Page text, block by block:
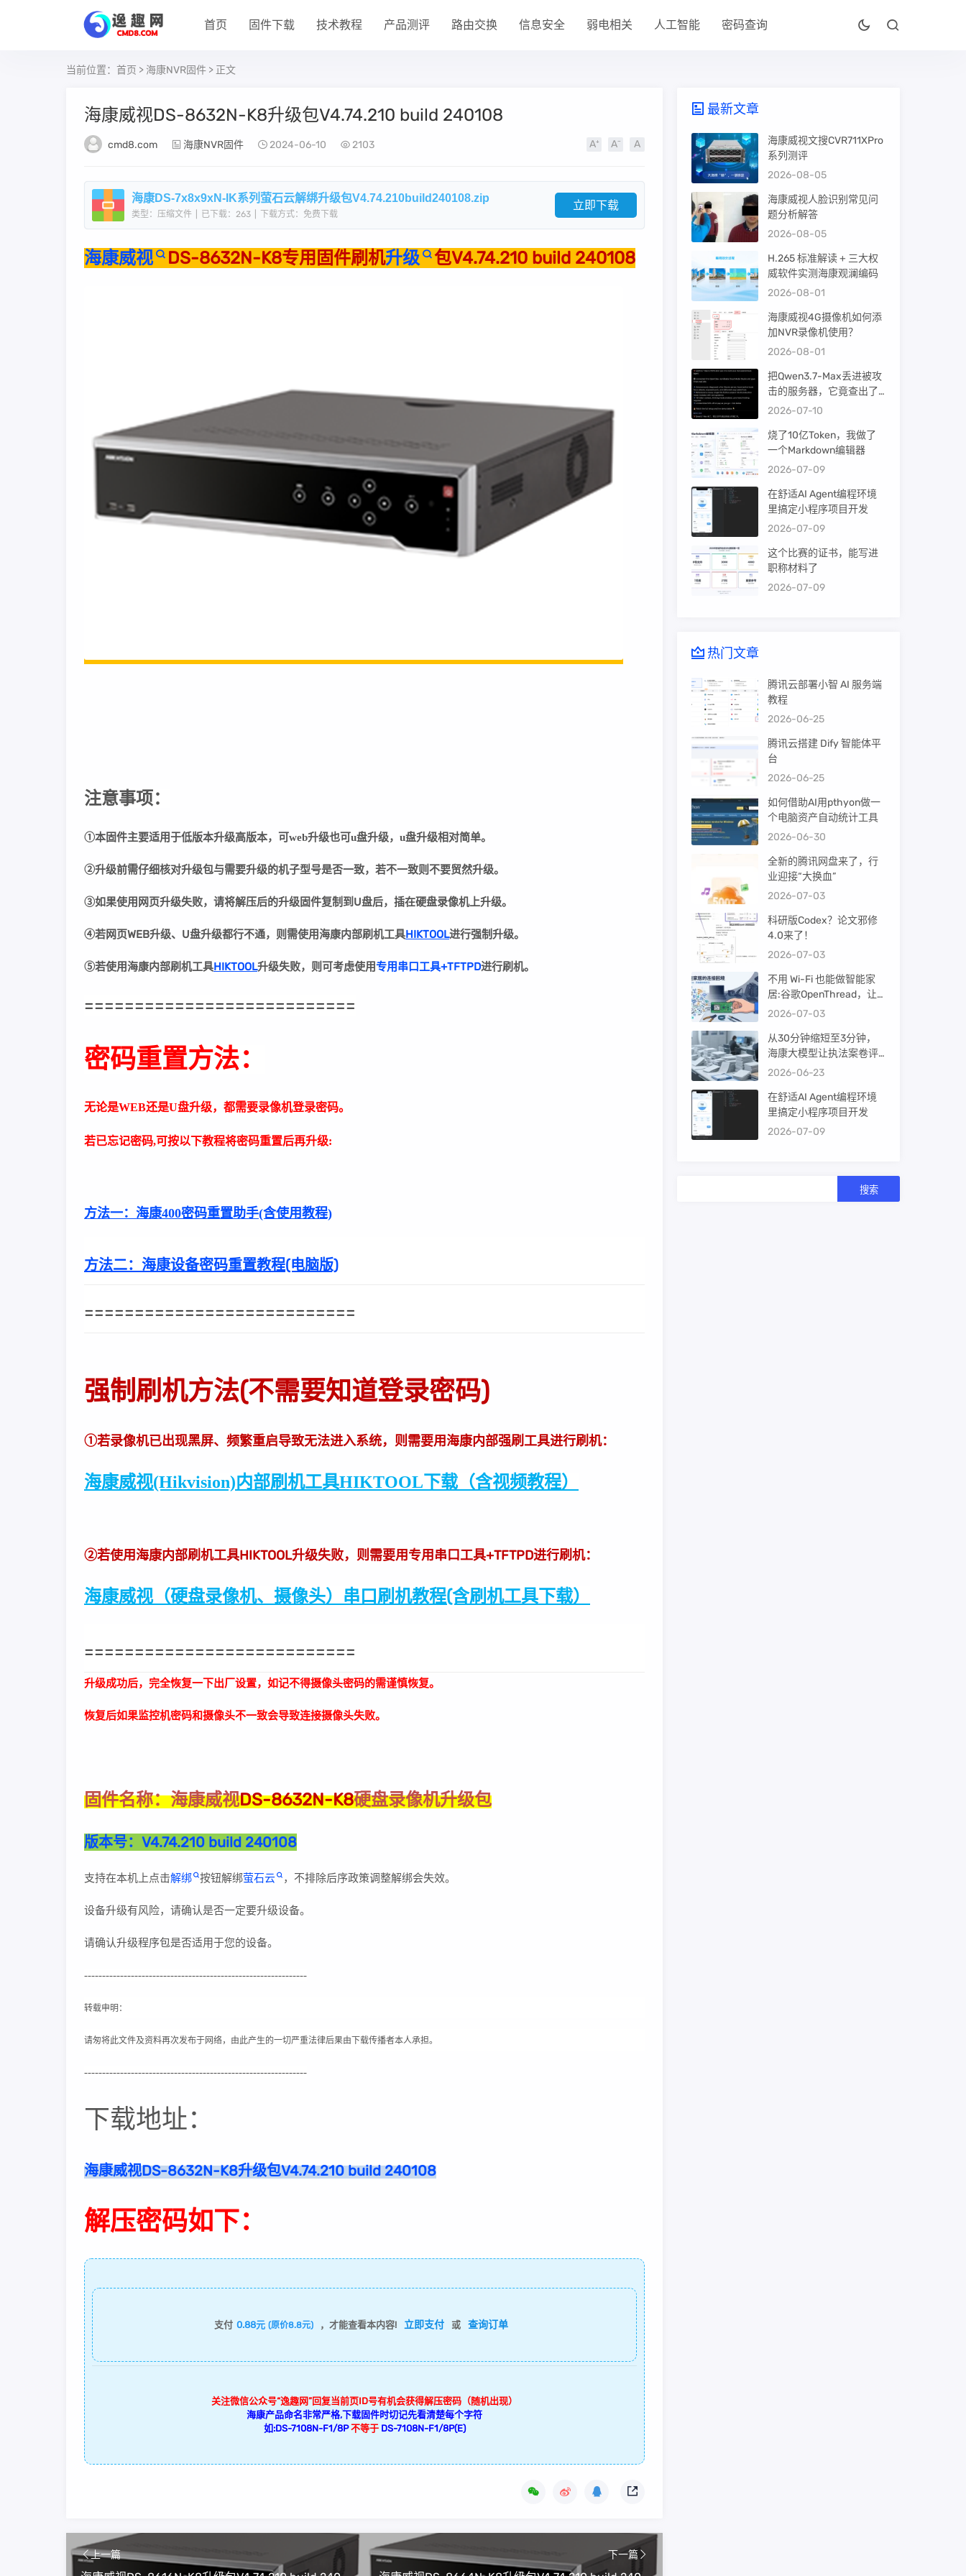
首页 固件下载 技术教程 产品测评 路由交换 信息安全 弱电相关 人工智能 密码查询
当前位置： 首页 > 海康NVR固件 > 正文
海康威视DS-8632N-K8升级包V4.74.210 build 240108
cmd8.com 海康NVR固件 2024-06-10 2103
海康DS-7x8x9xN-IK系列萤石云解绑升级包V4.74.210build240108.zip
类型：压缩文件 已下载：263 下载方式：免费下载
立即下载
海康威视 DS-8632N-K8专用固件刷机升级 包V4.74.210 build 240108
注意事项：
①本固件主要适用于低版本升级高版本，可web升级也可u盘升级，u盘升级相对简单。
②升级前需仔细核对升级包与需要升级的机子型号是否一致，若不一致则不要贸然升级。
③如果使用网页升级失败，请将解压后的升级固件复制到U盘后，插在硬盘录像机上升级。
④若网页WEB升级、U盘升级都行不通，则需使用海康内部刷机工具HIKTOOL进行强制升级。
⑤若使用海康内部刷机工具HIKTOOL升级失败，则可考虑使用专用串口工具+TFTPD进行刷机。
===========================
密码重置方法：
无论是WEB还是U盘升级，都需要录像机登录密码。
若已忘记密码,可按以下教程将密码重置后再升级:
方法一： 海康400密码重置助手(含使用教程)
方法二： 海康设备密码重置教程(电脑版)
===========================
强制刷机方法(不需要知道登录密码)
①若录像机已出现黑屏、频繁重启导致无法进入系统，则需要用海康内部强刷工具进行刷机：
海康威视(Hikvision)内部刷机工具HIKTOOL下载（含视频教程）
②若使用海康内部刷机工具HIKTOOL升级失败，则需要用专用串口工具+TFTPD进行刷机：
海康威视（硬盘录像机、摄像头）串口刷机教程(含刷机工具下载）
===========================
升级成功后，完全恢复一下出厂设置，如记不得摄像头密码的需谨慎恢复。
恢复后如果监控机密码和摄像头不一致会导致连接摄像头失败。
固件名称：海康威视DS-8632N-K8硬盘录像机升级包
版本号： V4.74.210 build 240108
支持在本机上点击解绑 按钮解绑萤石云 ，不排除后序政策调整解绑会失效。
设备升级有风险，请确认是否一定要升级设备。
请确认升级程序包是否适用于您的设备。
--------------------------------------------------------------
转载申明：
请匆将此文件及资料再次发布于网络，由此产生的一切严重法律后果由下载传播者本人承担。
--------------------------------------------------------------
下载地址：
海康威视DS-8632N-K8升级包V4.74.210 build 240108
解压密码如下：
支付 0.88元 (原价8.8元) ，才能查看本内容! 立即支付 或 查询订单
关注微信公众号“逸趣网”回复当前页ID号有机会获得解压密码（随机出现）
海康产品命名非常严格,下载固件时切记先看清楚每个字符
如:DS-7108N-F1/8P 不等于 DS-7108N-F1/8P(E)
上一篇 下一篇
最新文章
海康威视文搜CVR711XPro
系列测评
2026-08-05
海康威视人脸识别常见问
题分析解答
2026-08-05
H.265 标准解读 + 三大权
威软件实测海康观澜编码
2026-08-01
海康威视4G摄像机如何添
加NVR录像机使用？
2026-08-01
把Qwen3.7-Max丢进被攻
击的服务器，它竟查出了
暴力破解！
2026-07-10
烧了10亿Token，我做了
一个Markdown编辑器
2026-07-09
在舒适AI Agent编程环境
里搞定小程序项目开发
2026-07-09
这个比赛的证书，能写进
职称材料了
2026-07-09
热门文章
腾讯云部署小智 AI 服务端
教程
2026-06-25
腾讯云搭建 Dify 智能体平
台
2026-06-25
如何借助AI用pthyon做一
个电脑资产自动统计工具
2026-06-30
全新的腾讯网盘来了，行
业迎接“大换血”
2026-07-03
科研版Codex？论文邪修
4.0来了！
2026-07-03
不用 Wi-Fi 也能做智能家
居:谷歌OpenThread，让
ESP32-C6 直接组 Thread
2026-07-03
从30分钟缩短至3分钟，
海康大模型让执法案卷评
查提效10倍！
2026-06-23
在舒适AI Agent编程环境
里搞定小程序项目开发
2026-07-09